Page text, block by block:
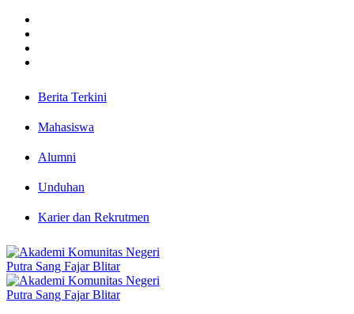
Berita Terkini
Mahasiswa
Alumni
Unduhan
Karier dan Rekrutmen